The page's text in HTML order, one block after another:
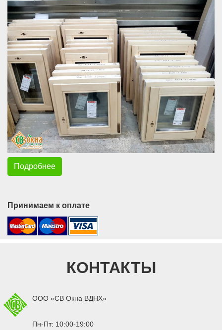
Подробнее
Принимаем к оплате
КОНТАКТЫ
ООО «СВ Окна ВДНХ»
Пн-Пт: 10:00-19:00